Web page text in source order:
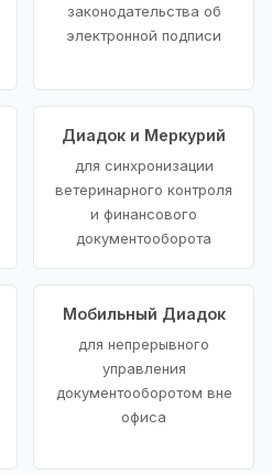
законодательства об
электронной подписи
Диадок и Меркурий
для синхронизации
ветеринарного контроля
и финансового
документооборота
Мобильный Диадок
для непрерывного
управления
документооборотом вне
офиса